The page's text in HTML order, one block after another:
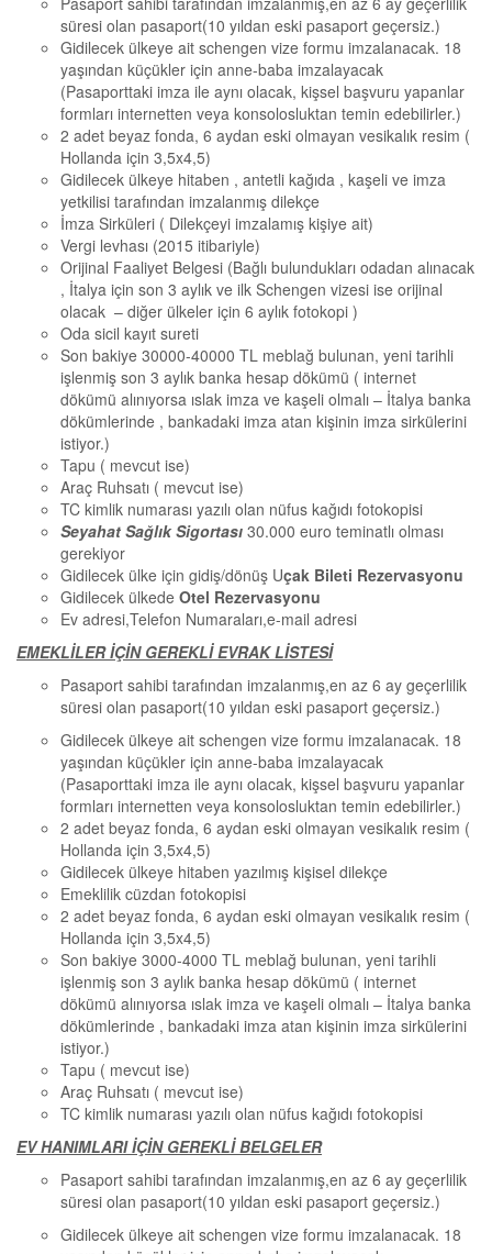
süresi olan pasaport(10 yıldan eski pasaport geçersiz.)
Gidilecek ülkeye ait schengen vize formu imzalanacak. 18
yaşından küçükler için anne-baba imzalayacak
(Pasaporttaki imza ile aynı olacak, kişsel başvuru yapanlar
formları internetten veya konsolosluktan temin edebilirler.)
2 adet beyaz fonda, 6 aydan eski olmayan vesikalık resim (
Hollanda için 3,5x4,5)
Gidilecek ülkeye hitaben , antetli kağıda , kaşeli ve imza
yetkilisi tarafından imzalanmış dilekçe
İmza Sirküleri ( Dilekçeyi imzalamış kişiye ait)
Vergi levhası (2015 itibariyle)
Orijinal Faaliyet Belgesi (Bağlı bulundukları odadan alınacak
, İtalya için son 3 aylık ve ilk Schengen vizesi ise orijinal
olacak – diğer ülkeler için 6 aylık fotokopi )
Oda sicil kayıt sureti
Son bakiye 30000-40000 TL meblağ bulunan, yeni tarihli
işlenmiş son 3 aylık banka hesap dökümü ( internet
dökümü alınıyorsa ıslak imza ve kaşeli olmalı – İtalya banka
dökümlerinde , bankadaki imza atan kişinin imza sirkülerini
istiyor.)
Tapu ( mevcut ise)
Araç Ruhsatı ( mevcut ise)
TC kimlik numarası yazılı olan nüfus kağıdı fotokopisi
Seyahat Sağlık Sigortası 30.000 euro teminatlı olması
gerekiyor
Gidilecek ülke için gidiş/dönüş Uçak Bileti Rezervasyonu
Gidilecek ülkede Otel Rezervasyonu
Ev adresi,Telefon Numaraları,e-mail adresi
EMEKLİLER İÇİN GEREKLİ EVRAK LİSTESİ
Pasaport sahibi tarafından imzalanmış,en az 6 ay geçerlilik
süresi olan pasaport(10 yıldan eski pasaport geçersiz.)
Gidilecek ülkeye ait schengen vize formu imzalanacak. 18
yaşından küçükler için anne-baba imzalayacak
(Pasaporttaki imza ile aynı olacak, kişsel başvuru yapanlar
formları internetten veya konsolosluktan temin edebilirler.)
2 adet beyaz fonda, 6 aydan eski olmayan vesikalık resim (
Hollanda için 3,5x4,5)
Gidilecek ülkeye hitaben yazılmış kişisel dilekçe
Emeklilik cüzdan fotokopisi
2 adet beyaz fonda, 6 aydan eski olmayan vesikalık resim (
Hollanda için 3,5x4,5)
Son bakiye 3000-4000 TL meblağ bulunan, yeni tarihli
işlenmiş son 3 aylık banka hesap dökümü ( internet
dökümü alınıyorsa ıslak imza ve kaşeli olmalı – İtalya banka
dökümlerinde , bankadaki imza atan kişinin imza sirkülerini
istiyor.)
Tapu ( mevcut ise)
Araç Ruhsatı ( mevcut ise)
TC kimlik numarası yazılı olan nüfus kağıdı fotokopisi
EV HANIMLARI İÇİN GEREKLİ BELGELER
Pasaport sahibi tarafından imzalanmış,en az 6 ay geçerlilik
süresi olan pasaport(10 yıldan eski pasaport geçersiz.)
Gidilecek ülkeye ait schengen vize formu imzalanacak. 18